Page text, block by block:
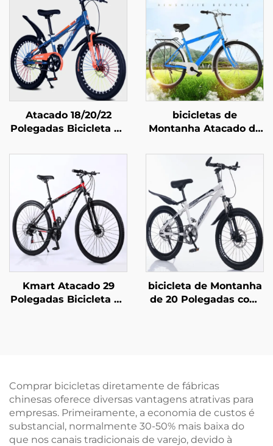
Atacado 18/20/22
Polegadas Bicicleta de
Meninos e Meninas
com Freio a Disco 16
Polegadas Bicicleta
Infantil com Pedal e
Garfo de Aço
bicicletas de
Montanha Atacado de
26 e 29 Polegadas para
Adultos Homens e
Mulheres Velocidade
Variável Bicicleta de
Aço para Estudantes
Práticas ao Ar Livre
Kmart Atacado 29
Polegadas Bicicleta de
Velocidade Variável
Aço Comum
bicicleta de Montanha
de 20 Polegadas com
Comuns
Comprar bicicletas diretamente de fábricas
chinesas oferece diversas vantagens atrativas para
empresas. Primeiramente, a economia de custos é
substancial, normalmente 30-50% mais baixa do
que nos canais tradicionais de varejo, devido à